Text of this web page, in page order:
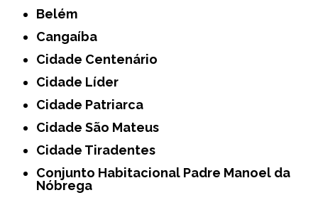
Belém
Cangaíba
Cidade Centenário
Cidade Líder
Cidade Patriarca
Cidade São Mateus
Cidade Tiradentes
Conjunto Habitacional Padre Manoel da
Nóbrega